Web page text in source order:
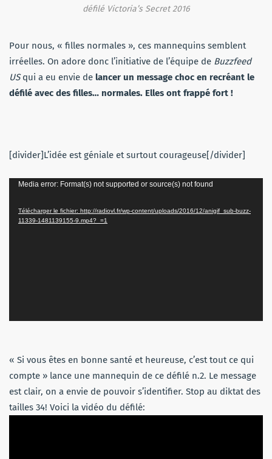
défilé Victoria’s Secret 2016
Pour nous, « filles normales », ces mannequins semblent
irréelles. On adore donc l’initiative de l’équipe de Buzzfeed
USqui a eu envie de lancer un message choc en recréant le
défilé avec des filles… normales. Elles ont frappé fort !
[divider]L’idée est géniale et surtout courageuse[/divider]
Lecteur
Media error: Format(s) not supported or source(s) not found
Télécharger le fichier: http://radiovl.fr/wp-content/uploads/2016/12/anigif_sub-buzz-
11339-1481139155-9.mp4?_=1
« Si vous êtes en bonne santé et heureuse, c’est tout ce qui
compte » lance une mannequin de ce défilé n.2. Le message
est clair, on a envie de pouvoir s’identifier. Stop au diktat des
tailles 34! Voici la vidéo du défilé: